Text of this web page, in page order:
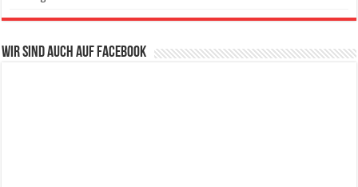
Wir sind auch auf Facebook